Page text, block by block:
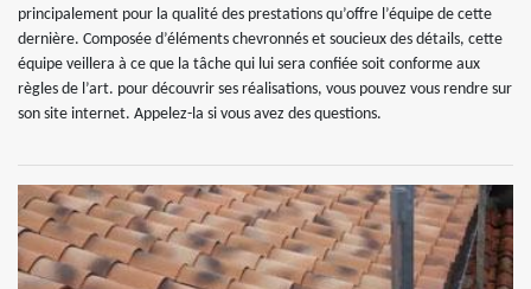
principalement pour la qualité des prestations qu’offre l’équipe de cette
dernière. Composée d’éléments chevronnés et soucieux des détails, cette
équipe veillera à ce que la tâche qui lui sera confiée soit conforme aux
règles de l’art. pour découvrir ses réalisations, vous pouvez vous rendre sur
son site internet. Appelez-la si vous avez des questions.